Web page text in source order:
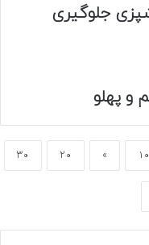
جلوگیری
10
»
20
30